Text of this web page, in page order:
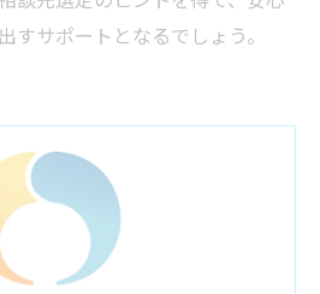
すサポートとなるでしょう。